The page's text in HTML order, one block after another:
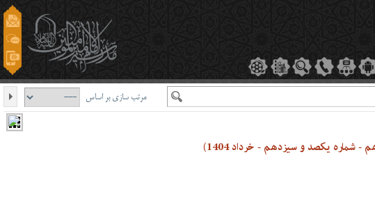
مرتب سازی بر اساس
- شماره یکصد و سیزدهم - خرداد 1404)